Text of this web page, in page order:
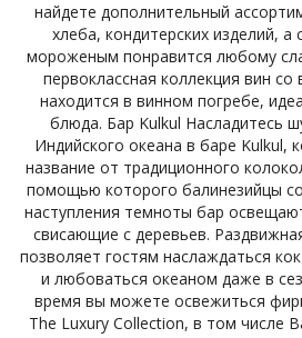
найдете дополнительный
хлеба, кондитерских изделий,
мороженым понравится любому
первоклассная коллекция вин со
находится в винном погребе,
блюда. Бар Kulkul Насладитесь
Индийского океана в баре Kulkul,
название от традиционного
помощью которого балинезийцы
наступления темноты бар
свисающие с деревьев.
позволяет гостям наслаждаться
и любоваться океаном даже в
время вы можете освежиться
The Luxury Collection, в том числе